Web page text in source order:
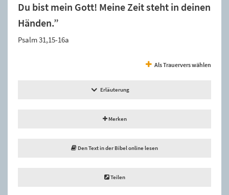
Du bist mein Gott! Meine Zeit steht in deinen
Händen.”
Psalm 31,15-16a
Als Trauervers wählen
Erläuterung
Merken
Den Text in der Bibel online lesen
Teilen